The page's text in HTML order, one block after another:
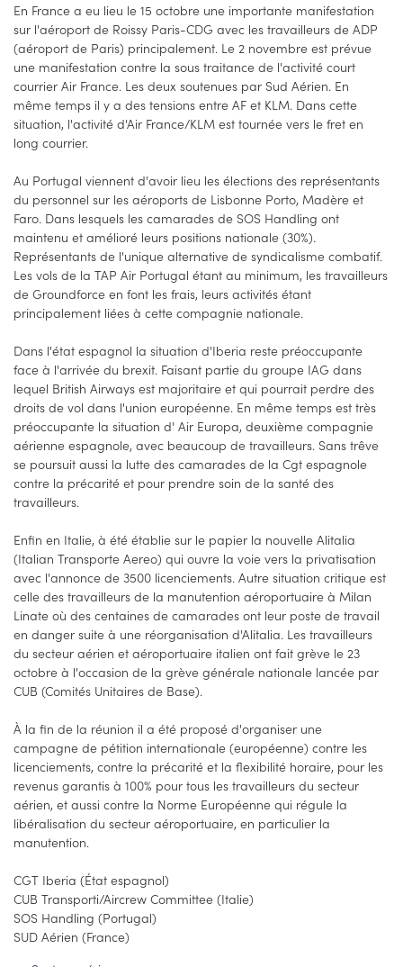
En France a eu lieu le 15 octobre une importante manifestation
sur l'aéroport de Roissy Paris-CDG avec les travailleurs de ADP
(aéroport de Paris) principalement. Le 2 novembre est prévue
une manifestation contre la sous traitance de l'activité court
courrier Air France. Les deux soutenues par Sud Aérien. En
même temps il y a des tensions entre AF et KLM. Dans cette
situation, l'activité d'Air France/KLM est tournée vers le fret en
long courrier.
Au Portugal viennent d'avoir lieu les élections des représentants
du personnel sur les aéroports de Lisbonne Porto, Madère et
Faro. Dans lesquels les camarades de SOS Handling ont
maintenu et amélioré leurs positions nationale (30%).
Représentants de l'unique alternative de syndicalisme combatif.
Les vols de la TAP Air Portugal étant au minimum, les travailleurs
de Groundforce en font les frais, leurs activités étant
principalement liées à cette compagnie nationale.
Dans l'état espagnol la situation d'Iberia reste préoccupante
face à l'arrivée du brexit. Faisant partie du groupe IAG dans
lequel British Airways est majoritaire et qui pourrait perdre des
droits de vol dans l'union européenne. En même temps est très
préoccupante la situation d' Air Europa, deuxième compagnie
aérienne espagnole, avec beaucoup de travailleurs. Sans trêve
se poursuit aussi la lutte des camarades de la Cgt espagnole
contre la précarité et pour prendre soin de la santé des
travailleurs.
Enfin en Italie, à été établie sur le papier la nouvelle Alitalia
(Italian Transporte Aereo) qui ouvre la voie vers la privatisation
avec l'annonce de 3500 licenciements. Autre situation critique est
celle des travailleurs de la manutention aéroportuaire à Milan
Linate où des centaines de camarades ont leur poste de travail
en danger suite à une réorganisation d'Alitalia. Les travailleurs
du secteur aérien et aéroportuaire italien ont fait grève le 23
octobre à l'occasion de la grève générale nationale lancée par
CUB (Comités Unitaires de Base).
À la fin de la réunion il a été proposé d'organiser une
campagne de pétition internationale (européenne) contre les
licenciements, contre la précarité et la flexibilité horaire, pour les
revenus garantis à 100% pour tous les travailleurs du secteur
aérien, et aussi contre la Norme Européenne qui régule la
libéralisation du secteur aéroportuaire, en particulier la
manutention.
CGT Iberia (État espagnol)
CUB Transporti/Aircrew Committee (Italie)
SOS Handling (Portugal)
SUD Aérien (France)